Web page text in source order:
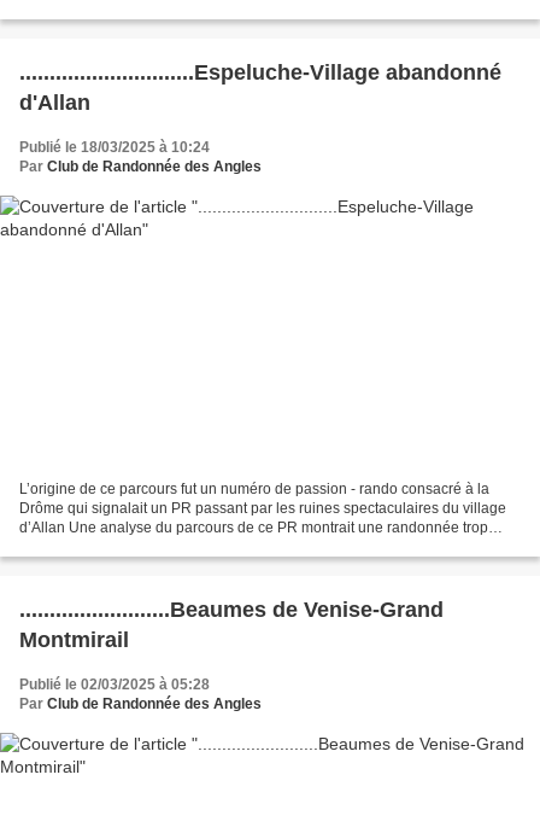
.............................Espeluche-Village abandonné
d'Allan
Publié le 18/03/2025 à 10:24
Par Club de Randonnée des Angles
L’origine de ce parcours fut un numéro de passion - rando consacré à la
Drôme qui signalait un PR passant par les ruines spectaculaires du village
d’Allan Une analyse du parcours de ce PR montrait une randonnée trop
.........................Beaumes de Venise-Grand
Montmirail
Publié le 02/03/2025 à 05:28
Par Club de Randonnée des Angles